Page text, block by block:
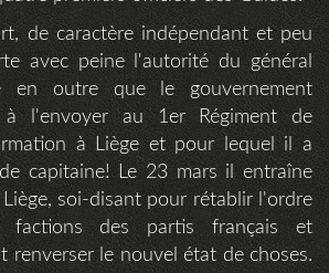
de caractère indépendant et peu
avec peine l'autorité du général
en outre que le gouvernement
à l'envoyer au 1er Régiment de
à Liège et pour lequel il a
capitaine! Le 23 mars il entraîne
Liège, soi-disant pour rétablir l'ordre
factions des partis français et
renverser le nouvel état de choses.